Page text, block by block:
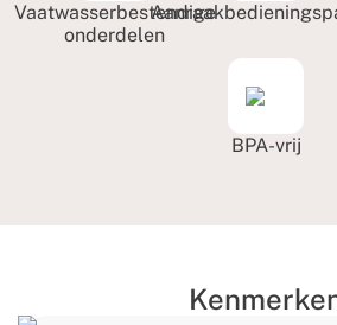
Vaatwasserbestendige
onderdelen
BPA-vrij